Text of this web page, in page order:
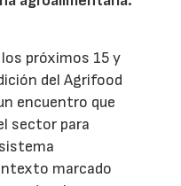
próximos 15 y
del Agrifood
encuentro que
sector para
marcado